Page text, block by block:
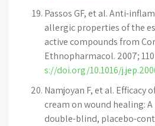
Passos GF, et al. Anti-
allergic properties of the
active compounds from
Ethnopharmacol. 2007;
s://doi.org/10.1016/
Namjoyan F, et al. Efficacy
cream on wound healing:
double-blind, placebo-